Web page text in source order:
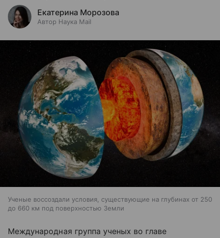
Екатерина Морозова
Автор Наука Mail
Ученые воссоздали условия, существующие на глубинах от 250
до 660 км под поверхностью Земли
Международная группа ученых во главе